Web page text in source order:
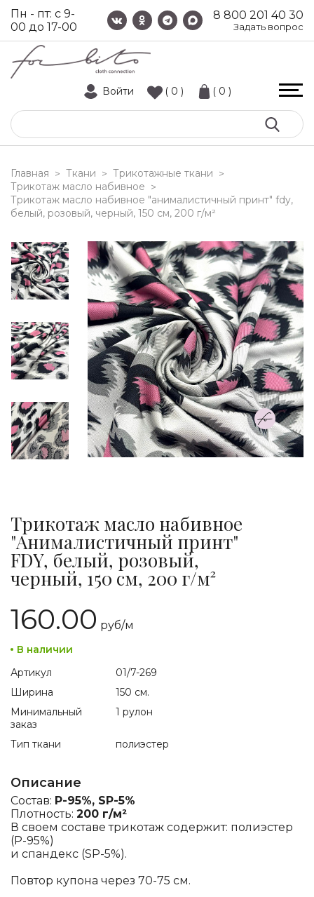
8 800 201 40 30
Задать вопрос
Пн - пт: с 9-
00 до 17-00
Войти ( 0 ) ( 0 )
Главная > Ткани > Трикотажные ткани >
Трикотаж масло набивное >
трикотаж масло набивное "анималистичный принт" fdy,
белый, розовый, черный, 150 см, 200 г/м²
Трикотаж масло набивное
"Анималистичный принт"
FDY, белый, розовый,
черный, 150 см, 200 г/м²
160.00 руб/м
В наличии
Артикул
01/7-269
Ширина
150 см.
Минимальный
заказ
1 рулон
Тип ткани полиэстер
Описание
Состав: P-95%, SP-5%
Плотность: 200 г/м²
В своем составе трикотаж содержит: полиэстер
(P-95%)
и спандекс (SP-5%).
Повтор купона через 70-75 см.